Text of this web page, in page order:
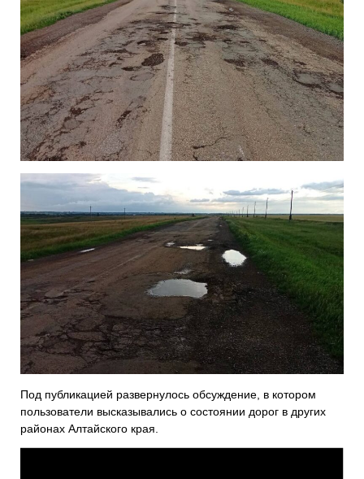
Под публикацией развернулось обсуждение, в котором
пользователи высказывались о состоянии дорог в других
районах Алтайского края.